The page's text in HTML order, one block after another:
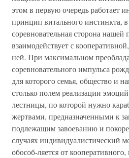
этом в первую очередь работает
принцип витального инстинкта,
соревновательная сторона нашей
взаимодействует с
ней. При максимальном
соревновательного импульса
для которого семья, общество и
столько полем реализации
лестницы, по которой нужно
жертвами, предназначенными к
подлежащим завоеванию и
случаях индивидуалистический
обособ-ляется от